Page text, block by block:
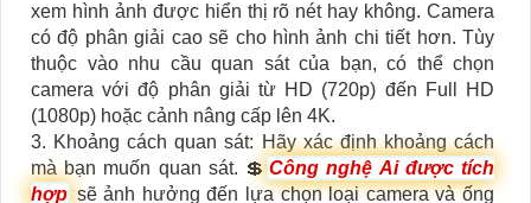
xem hình ảnh được hiển thị rõ nét hay không. Camera
có độ phân giải cao sẽ cho hình ảnh chi tiết hơn. Tùy
thuộc vào nhu cầu quan sát của bạn, có thể chọn
camera với độ phân giải từ HD (720p) đến Full HD
(1080p) hoặc cảnh nâng cấp lên 4K.
3. Khoảng cách quan sát: Hãy xác định khoảng cách
mà bạn muốn quan sát. 💲 Công nghệ Ai được tích
hợp sẽ ảnh hưởng đến lựa chọn loại camera và ống